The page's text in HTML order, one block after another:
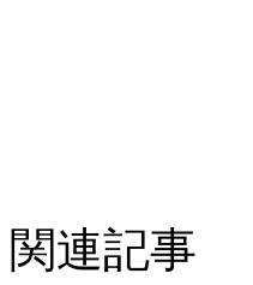
関連記事